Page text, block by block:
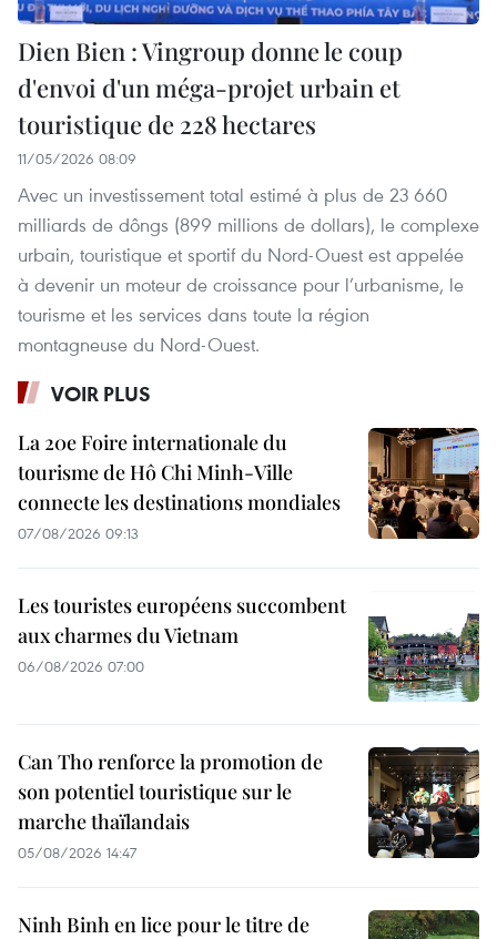
Dien Bien : Vingroup donne le coup
d'envoi d'un méga-projet urbain et
touristique de 228 hectares
11/05/2026 08:09
Avec un investissement total estimé à plus de 23 660
milliards de dôngs (899 millions de dollars), le complexe
urbain, touristique et sportif du Nord-Ouest est appelée
à devenir un moteur de croissance pour l’urbanisme, le
tourisme et les services dans toute la région
montagneuse du Nord-Ouest.
VOIR PLUS
La 20e Foire internationale du
tourisme de Hô Chi Minh-Ville
connecte les destinations mondiales
07/08/2026 09:13
Les touristes européens succombent
aux charmes du Vietnam
06/08/2026 07:00
Can Tho renforce la promotion de
son potentiel touristique sur le
marche thaïlandais
05/08/2026 14:47
Ninh Binh en lice pour le titre de